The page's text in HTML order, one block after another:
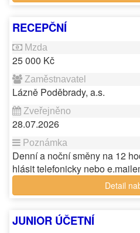
RECEPČNÍ
25 000 Kč
Lázně Poděbrady, a.s.
28.07.2026
Denní a noční směny na 12
hlásit telefonicky nebo
Detail
JUNIOR ÚČETNÍ